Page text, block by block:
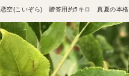
恋空(こいぞら) 贈答用約5キロ 真夏の本